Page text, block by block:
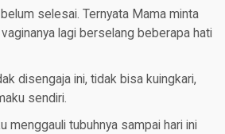
selesai. Ternyata Mama minta
lagi berselang beberapa hati
disengaja ini, tidak bisa kuingkari,
sendiri.
menggauli tubuhnya sampai hari ini